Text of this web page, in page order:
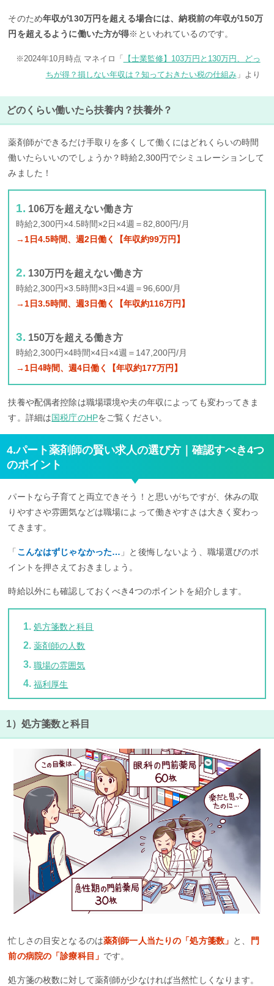
そのため年収が130万円を超える場合には、納税前の年収が150万
円を超えるように働いた方が得※といわれているのです。
※2024年10月時点 マネイロ「
【士業監修】103万円と130万円、どっ
ちが得？損しない年収は？知っておきたい税の仕組み」より
どのくらい働いたら扶養内？扶養外？
薬剤師ができるだけ手取りを多くして働くにはどれくらいの時間
働いたらいいのでしょうか？時給2,300円でシミュレーションして
みました！
106万を超えない働き方
時給2,300円×4.5時間×2日×4週＝82,800円/月
→1日4.5時間、週2日働く【年収約99万円】
130万円を超えない働き方
時給2,300円×3.5時間×3日×4週＝96,600/月
→1日3.5時間、週3日働く【年収約116万円】
150万を超える働き方
時給2,300円×4時間×4日×4週＝147,200円/月
→1日4時間、週4日働く【年収約177万円】
扶養や配偶者控除は職場環境や夫の年収によっても変わってきま
す。詳細は国税庁のHPをご覧ください。
4.パート薬剤師の賢い求人の選び方｜確認すべき4つ
のポイント
パートなら子育てと両立できそう！と思いがちですが、休みの取
りやすさや雰囲気などは職場によって働きやすさは大きく変わっ
てきます。
「 こんなはずじゃなかった… 」と後悔しないよう、職場選びのポ
イントを押さえておきましょう。
時給以外にも確認しておくべき4つのポイントを紹介します。
処方箋数と科目
薬剤師の人数
職場の雰囲気
福利厚生
1）処方箋数と科目
忙しさの目安となるのは薬剤師一人当たりの「処方箋数」 と、
門
前の病院の「診療科目」 です。
処方箋の枚数に対して薬剤師が少なければ当然忙しくなります。